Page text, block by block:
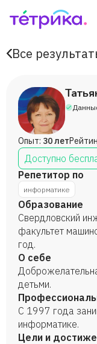
Все
Опыт: 30 лет
Доступно
Репетитор по
информатике
Образование
Свердловский
факультет
год.
О себе
детьми.
С 1997 года
информатике.
Цели и